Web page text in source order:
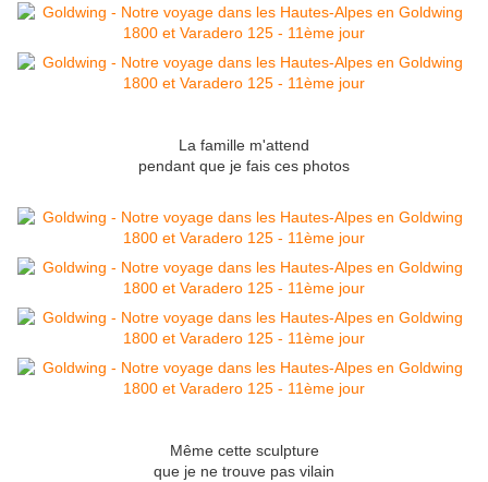
La famille m'attend
pendant que je fais ces photos
Même cette sculpture
que je ne trouve pas vilain